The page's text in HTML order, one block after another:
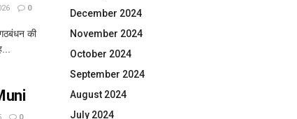
0
की
December 2024
November 2024
October 2024
September 2024
August 2024
July 2024